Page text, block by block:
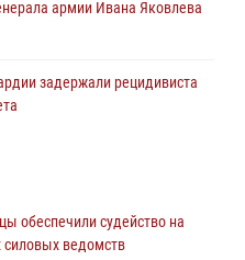
армии Ивана Яковлева
задержали рецидивиста
провел военно-полевые
обеспечили судейство на
ведомств